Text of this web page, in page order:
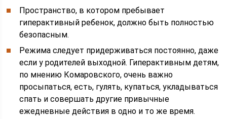
Пространство, в котором пребывает
гиперактивный ребенок, должно быть полностью
безопасным.
Режима следует придерживаться постоянно, даже
если у родителей выходной. Гиперактивным детям,
по мнению Комаровского, очень важно
просыпаться, есть, гулять, купаться, укладываться
спать и совершать другие привычные
ежедневные действия в одно и то же время.